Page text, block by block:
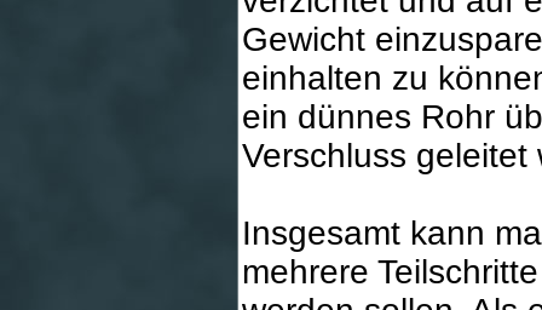
Gewicht
einhalten zu
ein dünnes Rohr
Verschluss geleitet
Insgesamt kann
mehrere